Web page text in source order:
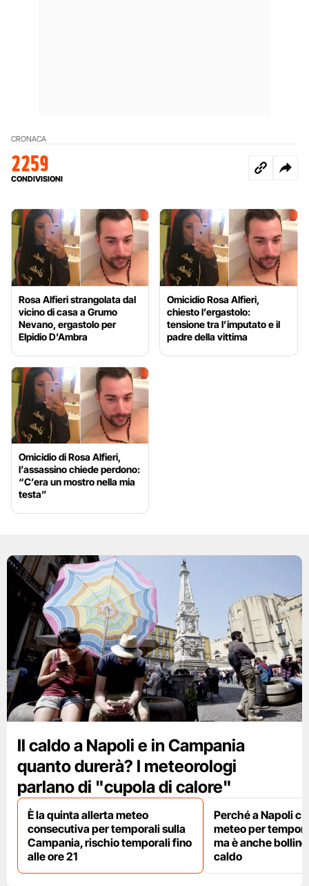
CRONACA
2259
CONDIVISIONI
Rosa Alfieri strangolata dal
vicino di casa a Grumo
Nevano, ergastolo per
Elpidio D’Ambra
Omicidio Rosa Alfieri,
chiesto l’ergastolo:
tensione tra l’imputato e il
padre della vittima
Omicidio di Rosa Alfieri,
l’assassino chiede perdono:
“C’era un mostro nella mia
testa”
Il caldo a Napoli e in Campania
quanto durerà? I meteorologi
parlano di "cupola di calore"
È la quinta allerta meteo
consecutiva per temporali sulla
Campania, rischio temporali fino
alle ore 21
Perché a Napoli
meteo per
ma è anche
caldo